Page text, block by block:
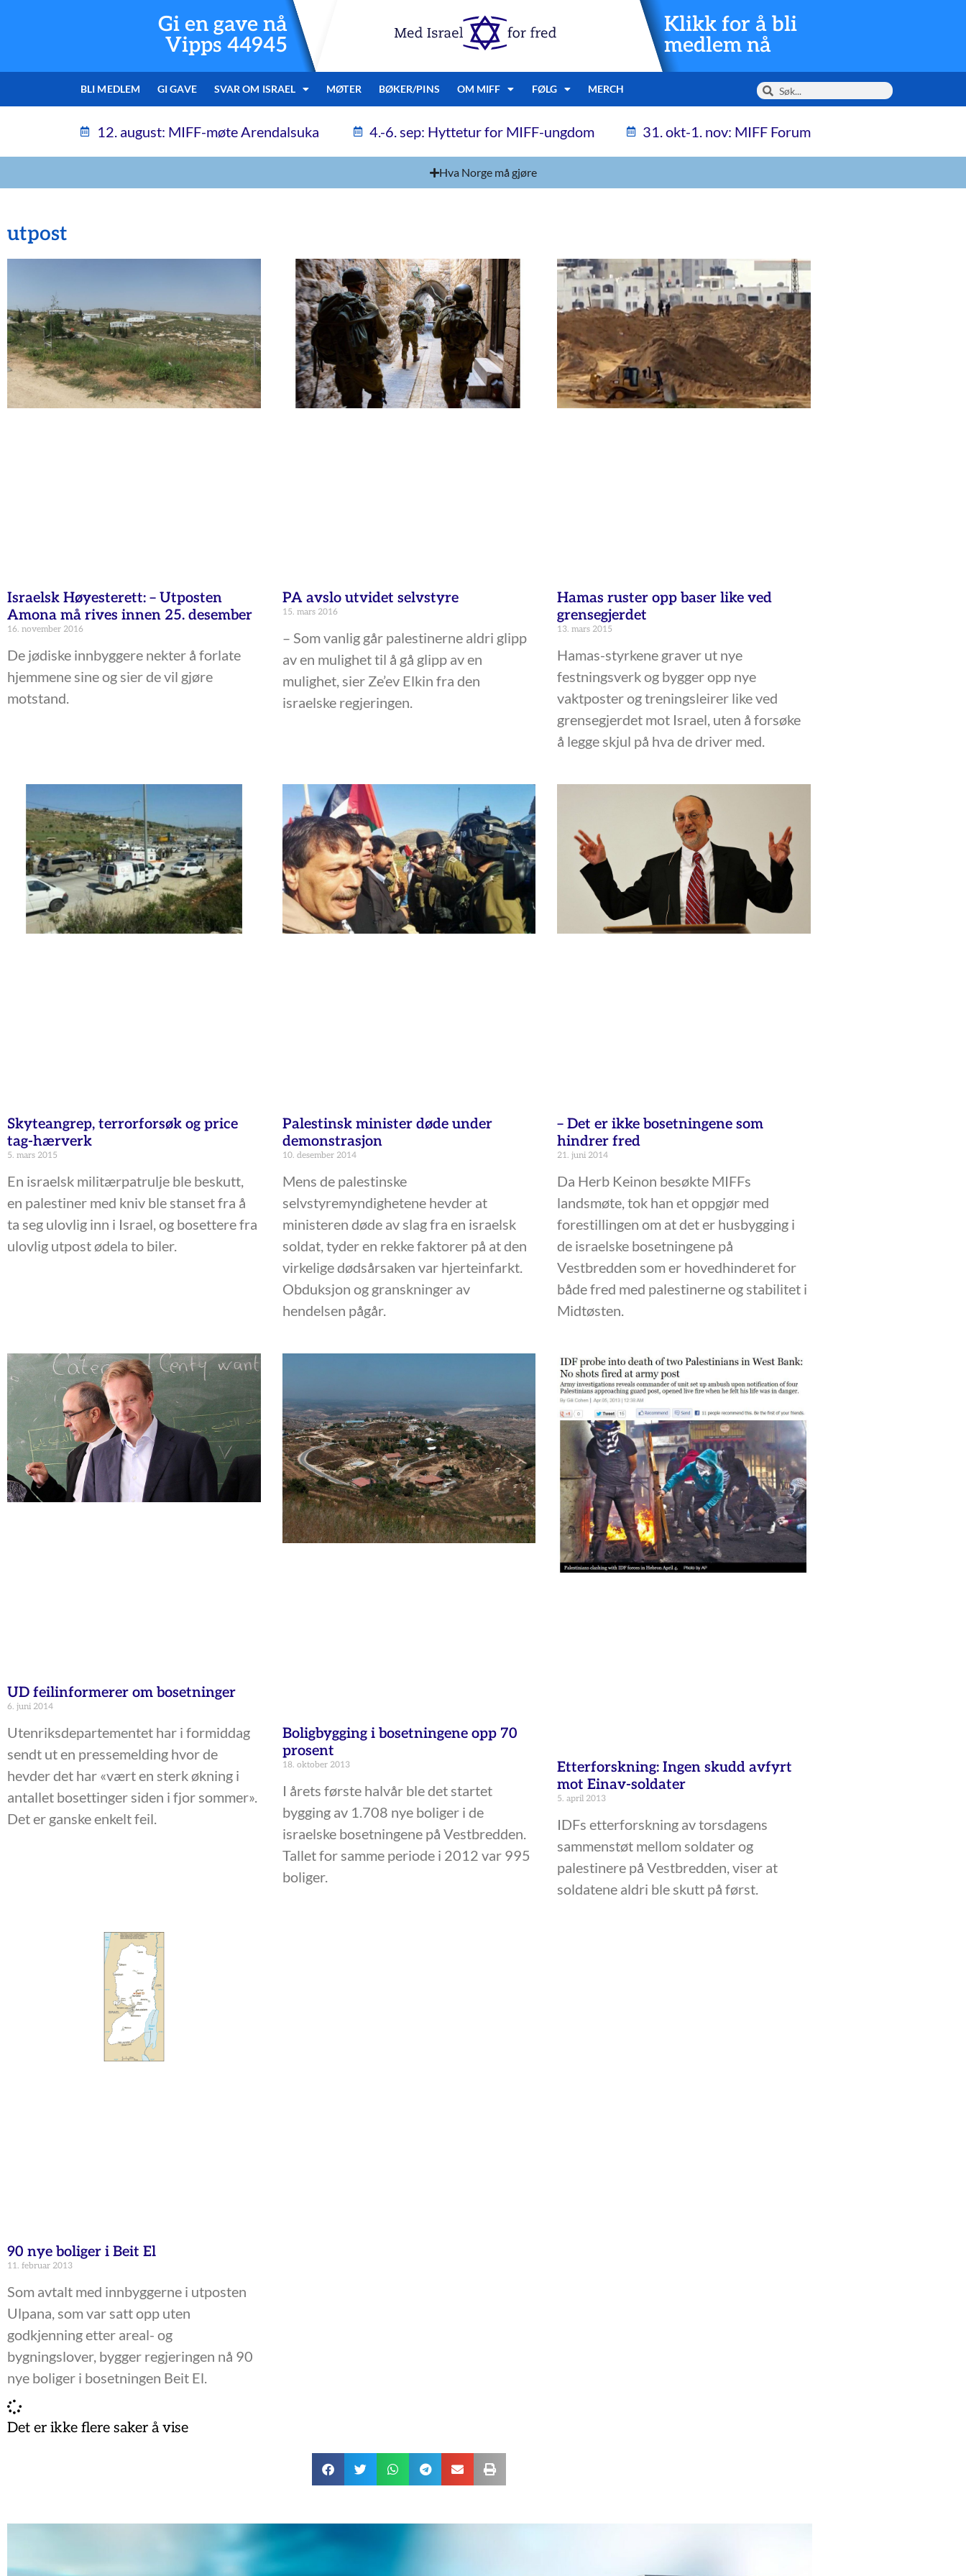
Gi en gave nå
Vipps 44945
Klikk for å bli
medlem nå
BLI MEDLEM GI GAVE SVAR OM ISRAEL MØTER BØKER/PINS OM MIFF FØLG MERCH
12. august: MIFF-møte Arendalsuka 4.-6. sep: Hyttetur for MIFF-ungdom 31. okt-1. nov: MIFF Forum
Hva Norge må gjøre
utpost
Israelsk Høyesterett: – Utposten
Amona må rives innen 25. desember
16. november 2016
De jødiske innbyggere nekter å forlate
hjemmene sine og sier de vil gjøre
motstand.
PA avslo utvidet selvstyre
15. mars 2016
– Som vanlig går palestinerne aldri glipp
av en mulighet til å gå glipp av en
mulighet, sier Ze’ev Elkin fra den
israelske regjeringen.
Hamas ruster opp baser like ved
grensegjerdet
13. mars 2015
Hamas-styrkene graver ut nye
festningsverk og bygger opp nye
vaktposter og treningsleirer like ved
grensegjerdet mot Israel, uten å forsøke
å legge skjul på hva de driver med.
Skyteangrep, terrorforsøk og price
tag-hærverk
5. mars 2015
En israelsk militærpatrulje ble beskutt,
en palestiner med kniv ble stanset fra å
ta seg ulovlig inn i Israel, og bosettere fra
ulovlig utpost ødela to biler.
Palestinsk minister døde under
demonstrasjon
10. desember 2014
Mens de palestinske
selvstyremyndighetene hevder at
ministeren døde av slag fra en israelsk
soldat, tyder en rekke faktorer på at den
virkelige dødsårsaken var hjerteinfarkt.
Obduksjon og granskninger av
hendelsen pågår.
– Det er ikke bosetningene som
hindrer fred
21. juni 2014
Da Herb Keinon besøkte MIFFs
landsmøte, tok han et oppgjør med
forestillingen om at det er husbygging i
de israelske bosetningene på
Vestbredden som er hovedhinderet for
både fred med palestinerne og stabilitet i
Midtøsten.
UD feilinformerer om bosetninger
6. juni 2014
Utenriksdepartementet har i formiddag
sendt ut en pressemelding hvor de
hevder det har «vært en sterk økning i
antallet bosettinger siden i fjor sommer».
Det er ganske enkelt feil.
Boligbygging i bosetningene opp 70
prosent
18. oktober 2013
I årets første halvår ble det startet
bygging av 1.708 nye boliger i de
israelske bosetningene på Vestbredden.
Tallet for samme periode i 2012 var 995
boliger.
Etterforskning: Ingen skudd avfyrt
mot Einav-soldater
5. april 2013
IDFs etterforskning av torsdagens
sammenstøt mellom soldater og
palestinere på Vestbredden, viser at
soldatene aldri ble skutt på først.
90 nye boliger i Beit El
11. februar 2013
Som avtalt med innbyggerne i utposten
Ulpana, som var satt opp uten
godkjenning etter areal- og
bygningslover, bygger regjeringen nå 90
nye boliger i bosetningen Beit El.
Det er ikke flere saker å vise